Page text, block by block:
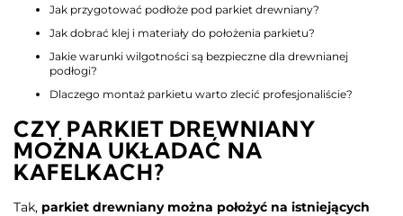
Jak przygotować podłoże pod parkiet drewniany?
Jak dobrać klej i materiały do położenia parkietu?
Jakie warunki wilgotności są bezpieczne dla drewnianej
podłogi?
Dlaczego montaż parkietu warto zlecić profesjonaliście?
CZY PARKIET DREWNIANY
MOŻNA UKŁADAĆ NA
KAFELKACH?
Tak, parkiet drewniany można położyć na istniejących